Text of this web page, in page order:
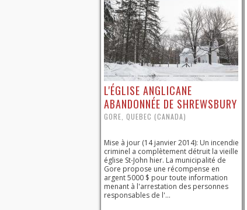
L'ÉGLISE ANGLICANE
ABANDONNÉE DE SHREWSBURY
GORE, QUEBEC (CANADA)
Mise à jour (14 janvier 2014): Un incendie
criminel a complètement détruit la vieille
église St-John hier. La municipalité de
Gore propose une récompense en
argent 5000 $ pour toute information
menant à l'arrestation des personnes
responsables de l'...